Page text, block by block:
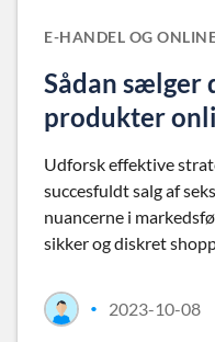
E-HANDEL OG
Sådan sælger
produkter
Udforsk effektive
succesfuldt salg af
nuancerne i
sikker og diskret
• 2023-10-08